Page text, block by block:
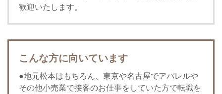
歓迎いたします。
こんな方に向いています
●地元松本はもちろん、東京や名古屋でアパレルや
その他小売業で接客のお仕事をしていた方で転職を